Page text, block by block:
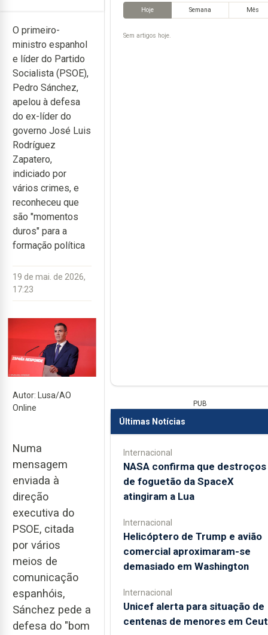
O primeiro-
ministro espanhol
e líder do Partido
Socialista (PSOE),
Pedro Sánchez,
apelou à defesa
do ex-líder do
governo José Luis
Rodríguez
Zapatero,
indiciado por
vários crimes, e
reconheceu que
são "momentos
duros" para a
formação política
19 de mai. de 2026,
17:23
Autor: Lusa/AO
Online
Numa
mensagem
enviada à
direção
executiva do
PSOE, citada
por vários
meios de
comunicação
espanhóis,
Sánchez pede a
defesa do "bom
Hoje Semana Mês
Sem artigos hoje.
PUB
Últimas Notícias
Internacional
NASA confirma que destroços
de foguetão da SpaceX
atingiram a Lua
Internacional
Helicóptero de Trump e avião
comercial aproximaram-se
demasiado em Washington
Internacional
Unicef alerta para situação de
centenas de menores em